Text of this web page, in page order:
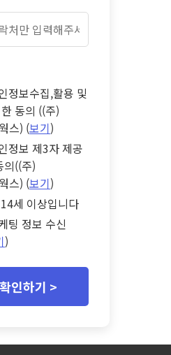
정보수집,활용 및
동의 ((주)
스) (보기)
정보 제3자 제공
의((주)
스) (보기)
세 이상입니다
팅 정보 수신
)
인하기 >